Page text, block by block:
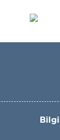
Bilgi